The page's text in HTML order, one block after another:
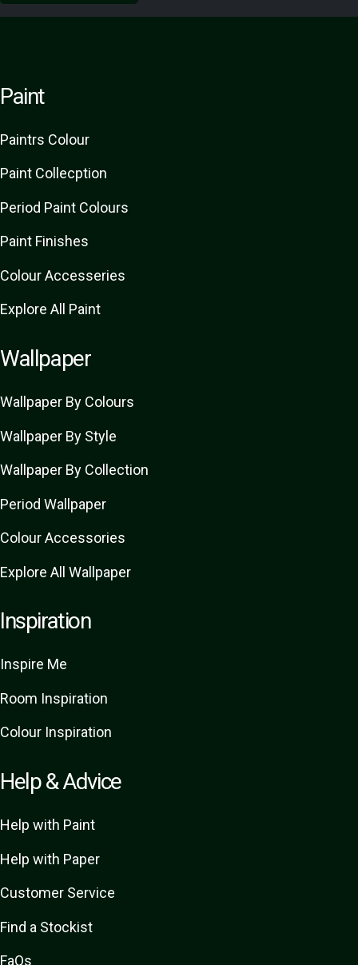
Paint
Paintrs Colour
Paint Collecption
Period Paint Colours
Paint Finishes
Colour Accesseries
Explore All Paint
Wallpaper
Wallpaper By Colours
Wallpaper By Style
Wallpaper By Collection
Period Wallpaper
Colour Accessories
Explore All Wallpaper
Inspiration
Inspire Me
Room Inspiration
Colour Inspiration
Help & Advice
Help with Paint
Help with Paper
Customer Service
Find a Stockist
FaQs